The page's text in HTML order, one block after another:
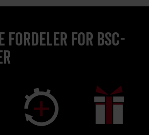
fordeler for BSC-